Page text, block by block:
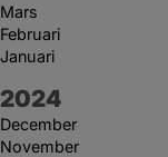
Mars
Februari
Januari
År:
2024
December
November